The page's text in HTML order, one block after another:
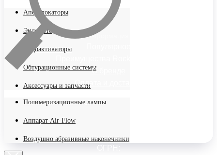
Апекслокаторы
Эндомоторы
Эндоактиваторы
Обтурационные системы
Аксессуары и запчасти
Полимеризационные лампы
Аппарат Air-Flow
Воздушно абразивные наконечники
Реквизиты:
ОГРН:
Информация:
О бренде
Оплата и доставка